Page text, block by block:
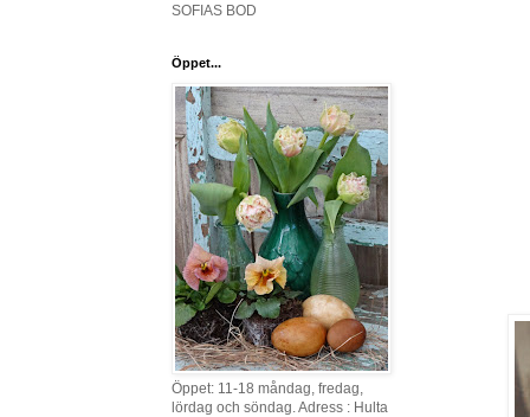
SOFIAS BOD
Öppet...
Öppet: 11-18 måndag, fredag,
lördag och söndag. Adress : Hulta